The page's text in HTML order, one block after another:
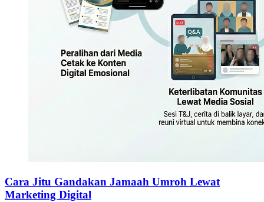
Cara Jitu Gandakan Jamaah Umroh Lewat
Marketing Digital